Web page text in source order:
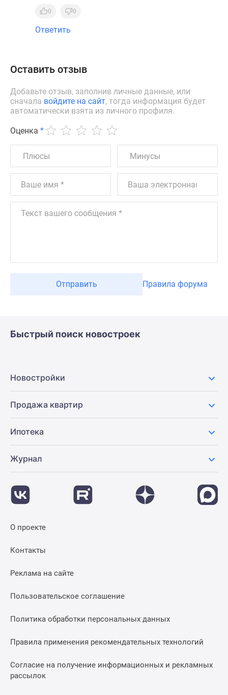
0 0
Ответить
Оставить отзыв
Добавьте отзыв, заполнив личные данные, или
сначала войдите на сайт, тогда информация будет
автоматически взята из личного профиля.
Оценка *
Отправить Правила форума
Быстрый поиск новостроек
Новостройки
Продажа квартир
Ипотека
Журнал
О проекте
Контакты
Реклама на сайте
Пользовательское соглашение
Политика обработки персональных данных
Правила применения рекомендательных технологий
Согласие на получение информационных и рекламных
рассылок